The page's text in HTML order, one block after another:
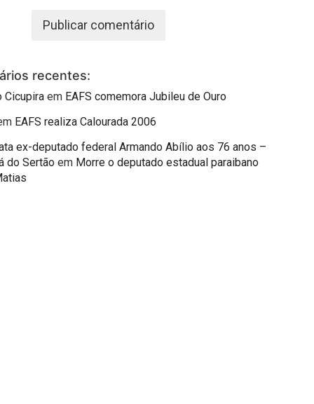
recentes:
Cicupira em EAFS comemora Jubileu de Ouro
EAFS realiza Calourada 2006
ex-deputado federal Armando Abílio aos 76 anos –
do Sertão em Morre o deputado estadual paraibano